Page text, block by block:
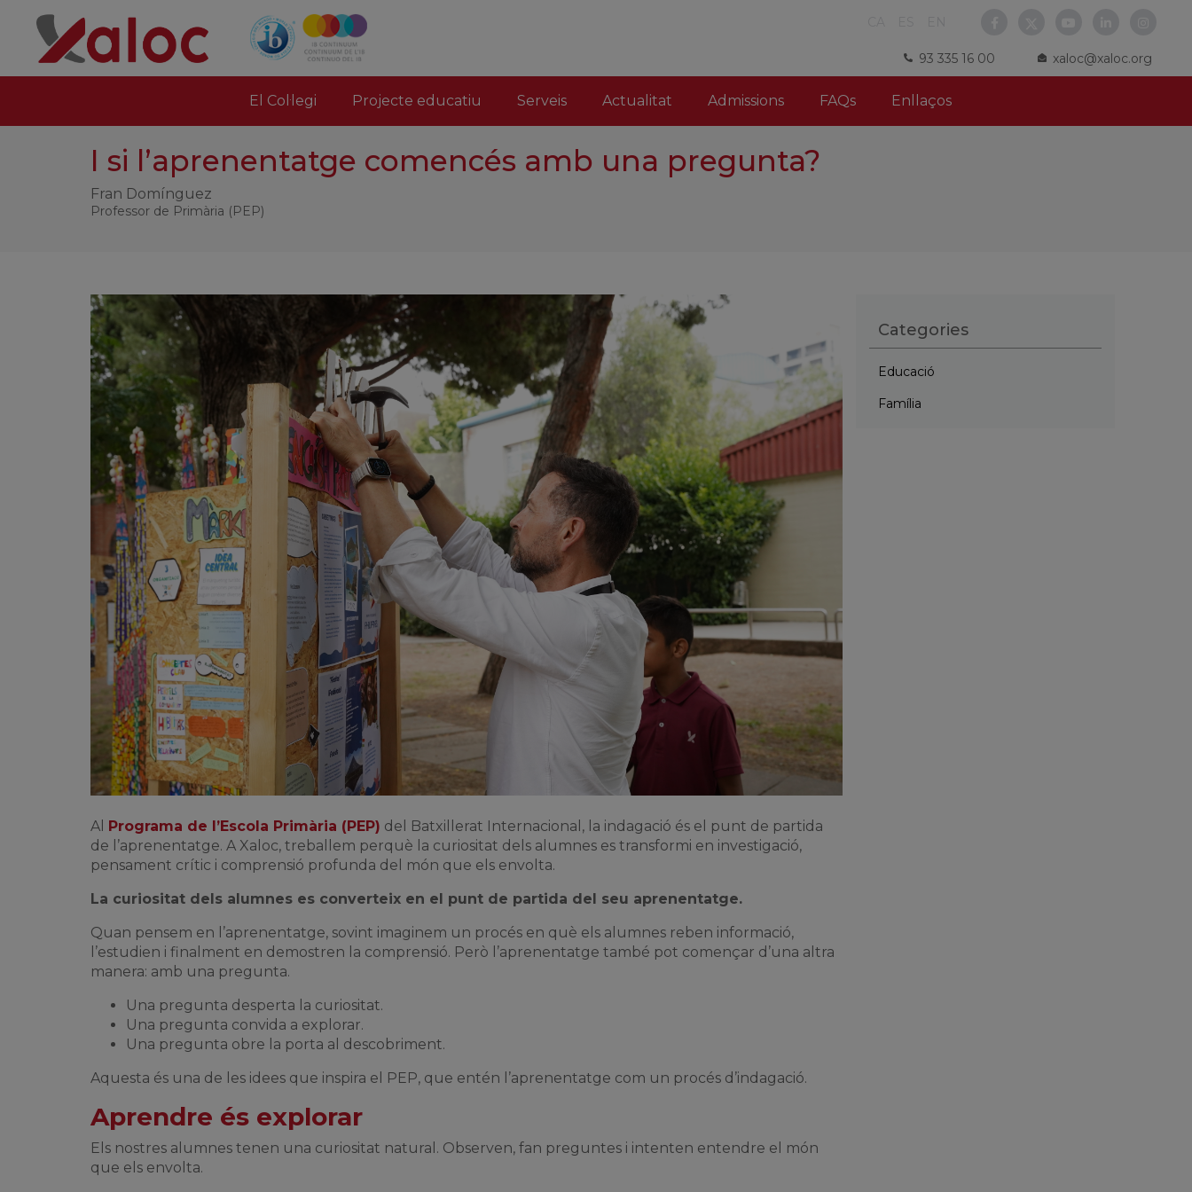
93 335 16 00 xaloc@xaloc.org
El Col·legi Projecte educatiu Serveis Actualitat Admissions FAQs Enllaços
I si l’aprenentatge comencés amb una pregunta?
Fran Domínguez
Professor de Primària (PEP)
Al Programa de l’Escola Primària (PEP) del Batxillerat Internacional, la indagació és el punt de partida
de l’aprenentatge. A Xaloc, treballem perquè la curiositat dels alumnes es transformi en investigació,
pensament crític i comprensió profunda del món que els envolta.
La curiositat dels alumnes es converteix en el punt de partida del seu aprenentatge.
Quan pensem en l’aprenentatge, sovint imaginem un procés en què els alumnes reben informació,
l’estudien i finalment en demostren la comprensió. Però l’aprenentatge també pot començar d’una altra
manera: amb una pregunta.
Una pregunta desperta la curiositat.
Una pregunta convida a explorar.
Una pregunta obre la porta al descobriment.
Aquesta és una de les idees que inspira el PEP, que entén l’aprenentatge com un procés d’indagació.
Aprendre és explorar
Els nostres alumnes tenen una curiositat natural. Observen, fan preguntes i intenten entendre el món
que els envolta.
Categories
Educació
Família